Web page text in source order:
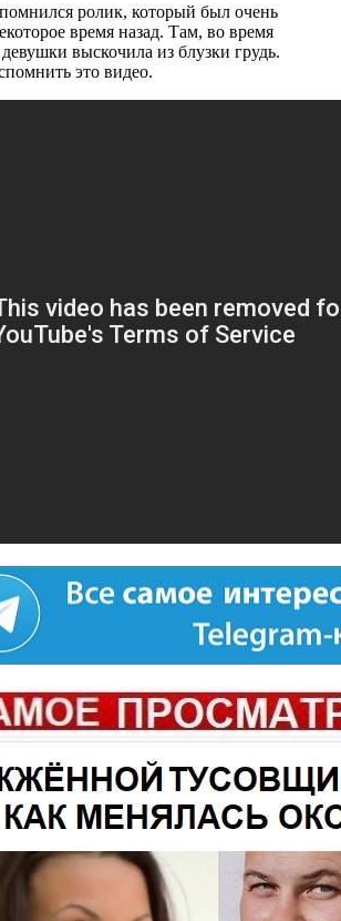
ролик, который был очень
время назад. Там, во время
выскочила из блузки грудь.
это видео.